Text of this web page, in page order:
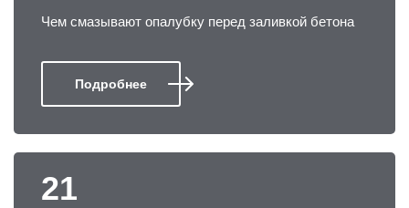
Чем смазывают опалубку перед заливкой бетона
Подробнее
21